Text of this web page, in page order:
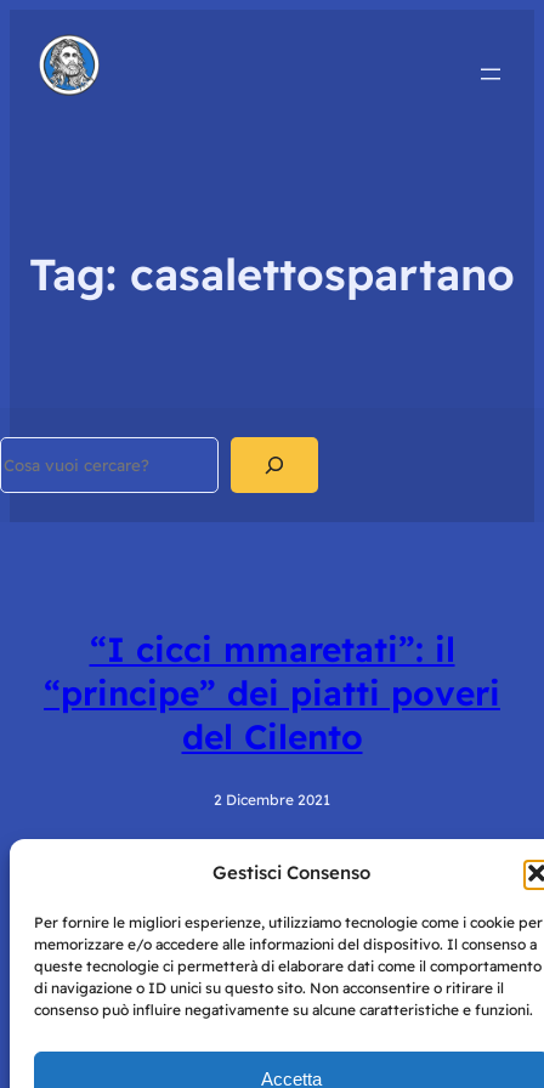
Gestisci Consenso
Per fornire le migliori esperienze, utilizziamo tecnologie come i cookie per
memorizzare e/o accedere alle informazioni del dispositivo. Il consenso a
queste tecnologie ci permetterà di elaborare dati come il comportamento
di navigazione o ID unici su questo sito. Non acconsentire o ritirare il
consenso può influire negativamente su alcune caratteristiche e funzioni.
Accetta
Tag: casalettospartano
“I cicci mmaretati”: il
“principe” dei piatti poveri
del Cilento
2 Dicembre 2021
Napoli con autorizzazione numero 38 del 25/9/2019.
Tutte le immagini e i contenuti su questo sito sono forniti